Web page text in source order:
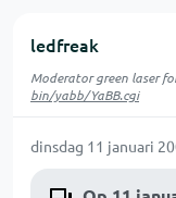
ledfreak
Moderator green laser
bin/yabb/YaBB.cgi
dinsdag 11 januari